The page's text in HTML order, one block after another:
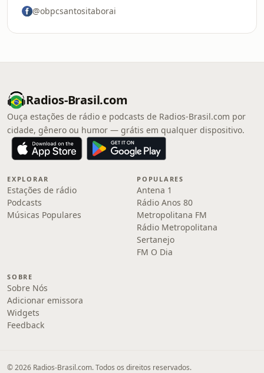
@obpcsantositaborai
Radios-Brasil.com
Ouça estações de rádio e podcasts de Radios-Brasil.com por
cidade, gênero ou humor — grátis em qualquer dispositivo.
EXPLORAR
Estações de rádio
Podcasts
Músicas Populares
POPULARES
Antena 1
Rádio Anos 80
Metropolitana FM
Rádio Metropolitana
Sertanejo
FM O Dia
SOBRE
Sobre Nós
Adicionar emissora
Widgets
Feedback
© 2026 Radios-Brasil.com. Todos os direitos reservados.